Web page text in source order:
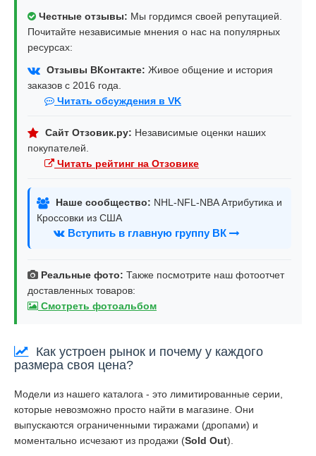
Честные отзывы: Мы гордимся своей репутацией.
Почитайте независимые мнения о нас на популярных
ресурсах:
Отзывы ВКонтакте: Живое общение и история
заказов с 2016 года.
Читать обсуждения в VK
Сайт Отзовик.ру: Независимые оценки наших
покупателей.
Читать рейтинг на Отзовике
Наше сообщество: NHL-NFL-NBA Атрибутика и
Кроссовки из США
Вступить в главную группу ВК
Реальные фото: Также посмотрите наш фотоотчет
доставленных товаров:
Смотреть фотоальбом
Как устроен рынок и почему у каждого
размера своя цена?
Модели из нашего каталога - это лимитированные серии,
которые невозможно просто найти в магазине. Они
выпускаются ограниченными тиражами (дропами) и
моментально исчезают из продажи (Sold Out).